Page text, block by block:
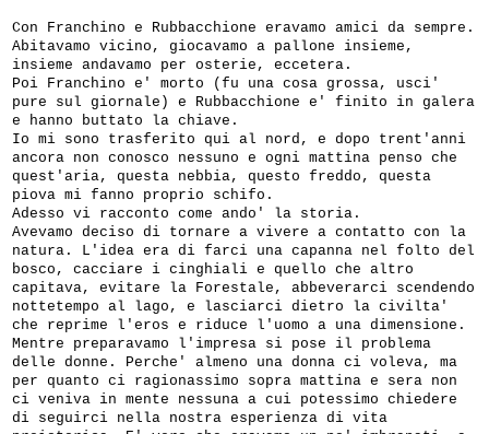
Con Franchino e Rubbacchione eravamo amici da sempre.
Abitavamo vicino, giocavamo a pallone insieme,
insieme andavamo per osterie, eccetera.
Poi Franchino e' morto (fu una cosa grossa, usci'
pure sul giornale) e Rubbacchione e' finito in galera
e hanno buttato la chiave.
Io mi sono trasferito qui al nord, e dopo trent'anni
ancora non conosco nessuno e ogni mattina penso che
quest'aria, questa nebbia, questo freddo, questa
piova mi fanno proprio schifo.
Adesso vi racconto come ando' la storia.
Avevamo deciso di tornare a vivere a contatto con la
natura. L'idea era di farci una capanna nel folto del
bosco, cacciare i cinghiali e quello che altro
capitava, evitare la Forestale, abbeverarci scendendo
nottetempo al lago, e lasciarci dietro la civilta'
che reprime l'eros e riduce l'uomo a una dimensione.
Mentre preparavamo l'impresa si pose il problema
delle donne. Perche' almeno una donna ci voleva, ma
per quanto ci ragionassimo sopra mattina e sera non
ci veniva in mente nessuna a cui potessimo chiedere
di seguirci nella nostra esperienza di vita